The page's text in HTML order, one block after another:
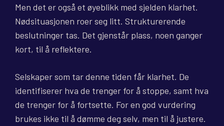
Men det er også et øyeblikk med sjelden klarhet.
Nødsituasjonen roer seg litt. Strukturerende
beslutninger tas. Det gjenstår plass, noen ganger
kort, til å reflektere.
Selskaper som tar denne tiden får klarhet. De
identifiserer hva de trenger for å stoppe, samt hva
de trenger for å fortsette. For en god vurdering
brukes ikke til å dømme deg selv, men til å justere.